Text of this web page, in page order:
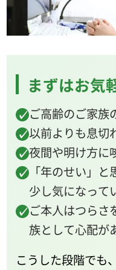
まずはお気
ご高齢のご家族
以前よりも息切
夜間や明け方に
「年のせい」と
少し気になって
ご本人はつらさ
族として心配が
こうした段階でも